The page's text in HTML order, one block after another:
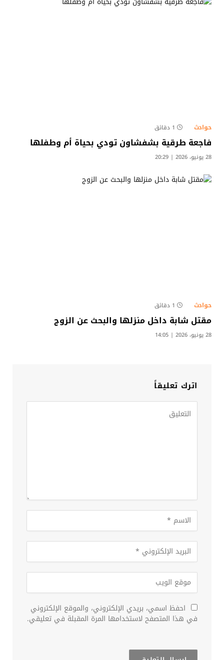
حوادث 1 دقائق
​فاجعة طرقية بشفشاون تودي بحياة أم وطفلها
28 يونيو، 2026 | 20:29
حوادث 1 دقائق
مقتل شابة داخل منزلها والبحث عن الزوج​
28 يونيو، 2026 | 14:05
اترك تعليقاً
احفظ اسمي، بريدي الإلكتروني، والموقع الإلكتروني
في هذا المتصفح لاستخدامها المرة المقبلة في تعليقي.